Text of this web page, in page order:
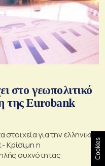
στο γεωπολιτικό
της Eurobank
για την ελληνική
Kρίσιμη η
συχνότητας
Cookies